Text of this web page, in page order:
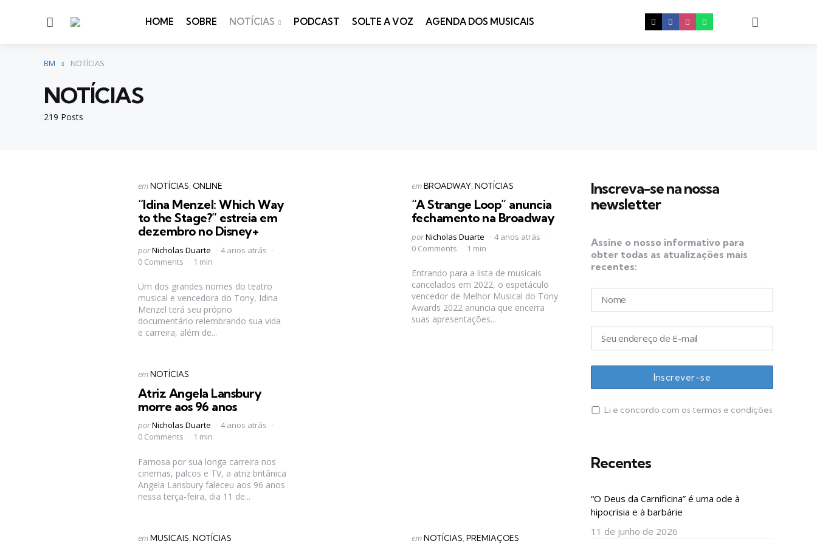
Menu HOME SOBRE NOTÍCIAS PODCAST SOLTE A VOZ AGENDA DOS MUSICAIS
BM NOTÍCIAS
219 Posts
NOTÍCIAS
Categorias
Postado
em NOTÍCIAS ONLINE
“Idina Menzel: Which Way
to the Stage?” estreia em
dezembro no Disney+
Postado
por
porNicholas Duarte
4 anos atrás
0 Comments
1 min
Um dos grandes nomes do teatro
musical e vencedora do Tony, Idina
Menzel terá seu próprio
documentário relembrando sua vida
e carreira, além de...
Categorias
Postado
em BROADWAY NOTÍCIAS
“A Strange Loop” anuncia
fechamento na Broadway
Postado
por
porNicholas Duarte
4 anos atrás
0 Comments
1 min
Entrando para a lista de musicais
cancelados em 2022, o espetáculo
vencedor de Melhor Musical do Tony
Awards 2022 anuncia que encerra
suas apresentações...
Categorias
Postado
em NOTÍCIAS
Atriz Angela Lansbury
morre aos 96 anos
Postado
por
porNicholas Duarte
4 anos atrás
0 Comments
1 min
Famosa por sua longa carreira nos
cinemas, palcos e TV, a atriz britânica
Angela Lansbury faleceu aos 96 anos
nessa terça-feira, dia 11 de...
Categorias
Postado
em MUSICAIS NOTÍCIAS Categorias
Postado
em NOTÍCIAS PREMIAÇOES
Inscreva-se na nossa
newsletter
Assine o nosso informativo para
obter todas as atualizações mais
recentes:
Li e concordo com os termos e condições
Recentes
“O Deus da Carnificina” é uma ode à
hipocrisia e à barbárie
11 de junho de 2026